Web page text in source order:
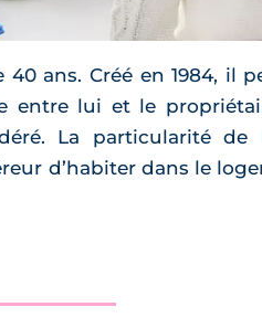
ans. Créé en 1984, il
entre lui et le
La particularité de
d’habiter dans le